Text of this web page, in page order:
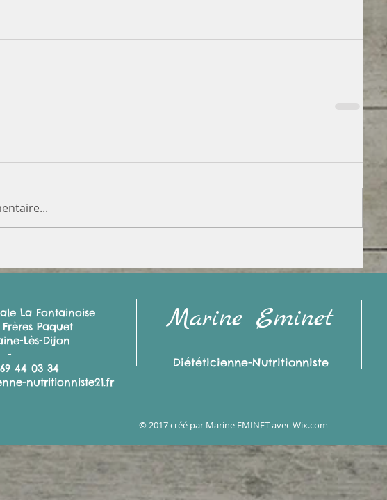
La Fontainoise
Paquet
Lès-Dijon
-
44 03 34
nutritionniste21.fr
Marine Eminet
Diététicienne-Nutritionniste
© 2017 créé par Marine EMINET avecWix.com